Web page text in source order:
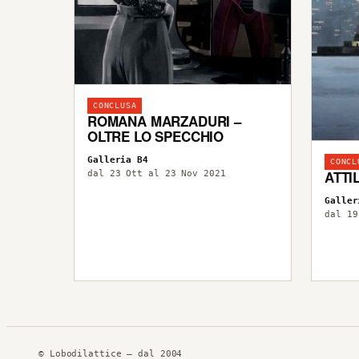
CONCLUSA
ROMANA MARZADURI –
OLTRE LO SPECCHIO
Galleria B4
dal 23 Ott al 23 Nov 2021
dal 19
© Lobodilattice — dal 2004